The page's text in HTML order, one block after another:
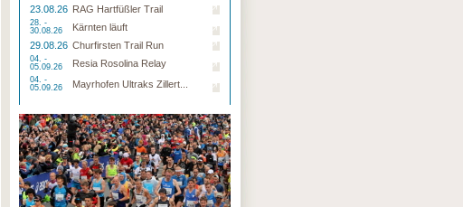
23.08.26 RAG Hartfüßler Trail
28. -
30.08.26
Kärnten läuft
29.08.26 Churfirsten Trail Run
04. -
05.09.26
Resia Rosolina Relay
04. -
05.09.26
Mayrhofen Ultraks Zillert...